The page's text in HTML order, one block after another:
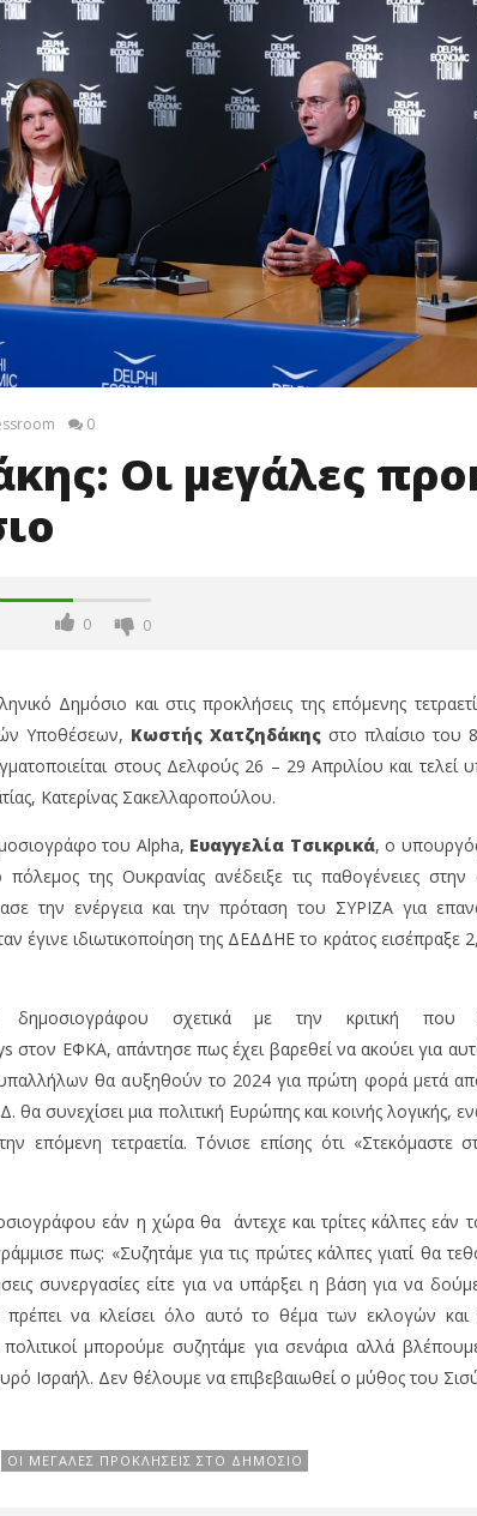
0
Οι μεγάλες
0 0
Wall: Άνω του 3% κέρδη, Dow
άνοδο 0,28%, S&P 500 0,62% &
pressroom
Δημόσιο και στις προκλήσεις της επόμενης
Υποθέσεων, Κωστής Χατζηδάκης στο πλαίσιο του
στους Δελφούς 26 – 29 Απριλίου και τελεί
Κατερίνας Σακελλαροπούλου.
του Alpha, Ευαγγελία Τσικρικά, ο
πόλεμος της Ουκρανίας ανέδειξε τις παθογένειες
την ενέργεια και την πρόταση του ΣΥΡΙΖΑ για
έγινε ιδιωτικοποίηση της ΔΕΔΔΗΕ το κράτος εισέπραξε
σχετικά με την κριτική που
στον ΕΦΚΑ, απάντησε πως έχει βαρεθεί να ακούει για
θα αυξηθούν το 2024 για πρώτη φορά μετά
θα συνεχίσει μια πολιτική Ευρώπης και κοινής λογικής,
επόμενη τετραετία. Τόνισε επίσης ότι «Στεκόμαστε
εάν η χώρα θα άντεχε και τρίτες κάλπες εάν
πως: «Συζητάμε για τις πρώτες κάλπες γιατί θα
συνεργασίες είτε για να υπάρξει η βάση για να
να κλείσει όλο αυτό το θέμα των εκλογών και
μπορούμε συζητάμε για σενάρια αλλά βλέπουμε
Ισραήλ. Δεν θέλουμε να επιβεβαιωθεί ο μύθος του
ΟΙ ΜΕΓΆΛΕΣ ΠΡΟΚΛΉΣΕΙΣ ΣΤΟ ΔΗΜΌΣΙΟ